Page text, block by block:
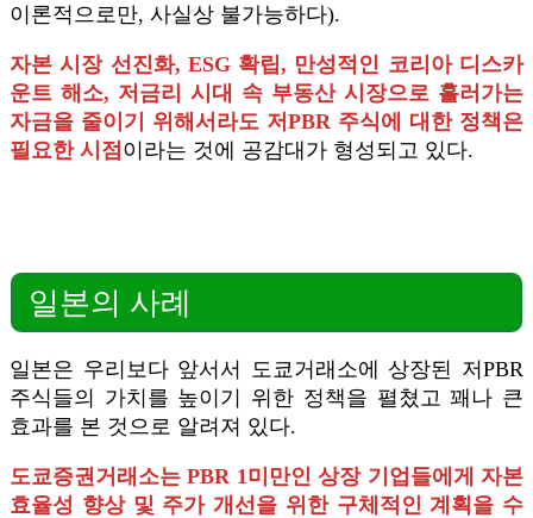
이론적으로만, 사실상 불가능하다).
자본 시장 선진화, ESG 확립, 만성적인 코리아 디스카
운트 해소, 저금리 시대 속 부동산 시장으로 흘러가는
자금을 줄이기 위해서라도 저PBR 주식에 대한 정책은
필요한 시점 이라는 것에 공감대가 형성되고 있다.
일본의 사례
일본은 우리보다 앞서서 도쿄거래소에 상장된 저PBR
주식들의 가치를 높이기 위한 정책을 펼쳤고 꽤나 큰
효과를 본 것으로 알려져 있다.
도쿄증권거래소는 PBR 1미만인 상장 기업들에게 자본
효율성 향상 및 주가 개선을 위한 구체적인 계획을 수